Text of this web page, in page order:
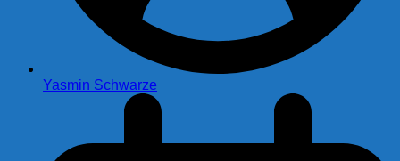
Yasmin Schwarze